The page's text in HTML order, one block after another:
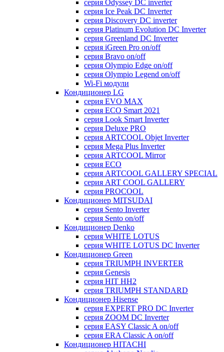
серия Odyssey DC inverter
серия Ice Peak DС Inverter
cерия Discovery DC inverter
серия Platinum Evolution DC Inverter
серия Greenland DC Inverter
серия iGreen Pro on/off
серия Bravo on/off
серия Olympio Edge on/off
серия Olympio Legend on/off
Wi-Fi модули
Кондиционер LG
серия EVO MAX
серия ECO Smart 2021
серия Look Smart Inverter
серия Deluxe PRO
серия ARTCOOL Objet Inverter
серия Mega Plus Inverter
серия ARTCOOL Mirror
серия ECO
серия ARTCOOL GALLERY SPECIAL
серия ART COOL GALLERY
серия PROCOOL
Кондиционер MITSUDAI
серия Sento Inverter
серия Sento on/off
Кондиционер Denko
серия WHITE LOTUS
серия WHITE LOTUS DC Inverter
Кондиционер Green
серия TRIUMPH INVERTER
серия Genesis
серия HIT HH2
серия TRIUMPH STANDARD
Кондиционер Hisense
серия EXPERT PRO DC Inverter
серия ZOOM DC Inverter
серия EASY Classic A on/off
серия ERA Classic A on/off
Кондиционер HITACHI